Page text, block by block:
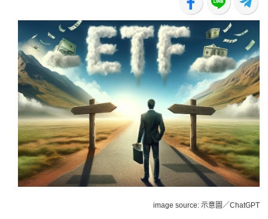
image source: 示意圖／ChatGPT